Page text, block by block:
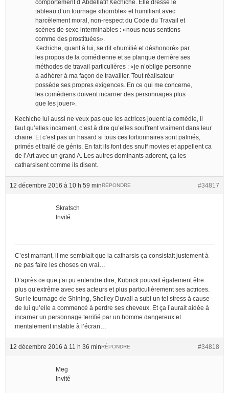
comportement d’Abdellatif Kechiche. Elle dresse le
tableau d’un tournage «horrible» et humiliant avec
harcèlement moral, non-respect du Code du Travail et
scènes de sexe interminables : «nous nous sentions
comme des prostituées».
Kechiche, quant à lui, se dit «humilié et déshonoré» par
les propos de la comédienne et se planque derrière ses
méthodes de travail particulières : «je n’oblige personne
à adhérer à ma façon de travailler. Tout réalisateur
possède ses propres exigences. En ce qui me concerne,
les comédiens doivent incarner des personnages plus
que les jouer».
Kechiche lui aussi ne veux pas que les actrices jouent la comédie, il
faut qu’elles incarnent, c’est à dire qu’elles souffrent vraiment dans leur
chaire. Et c’est pas un hasard si tous ces tortionnaires sont palmés,
primés et traité de génis. En fait ils font des snuff movies et appellent ca
de l’Art avec un grand A. Les autres dominants adorent, ça les
catharsisent comme ils disent.
12 décembre 2016 à 10 h 59 min #34817
RÉPONDRE
Skratsch
Invité
C’est marrant, il me semblait que la catharsis ça consistait justement à
ne pas faire les choses en vrai…
D’après ce que j’ai pu entendre dire, Kubrick pouvait également être
plus qu’extrême avec ses acteurs et plus particulièrement ses actrices.
Sur le tournage de Shining, Shelley Duvall a subi un tel stress à cause
de lui qu’elle a commencé à perdre ses cheveux. Et ça l’aurait aidée à
incarner un personnage terrifié par un homme dangereux et
mentalement instable à l’écran…
12 décembre 2016 à 11 h 36 min #34818
RÉPONDRE
Meg
Invité